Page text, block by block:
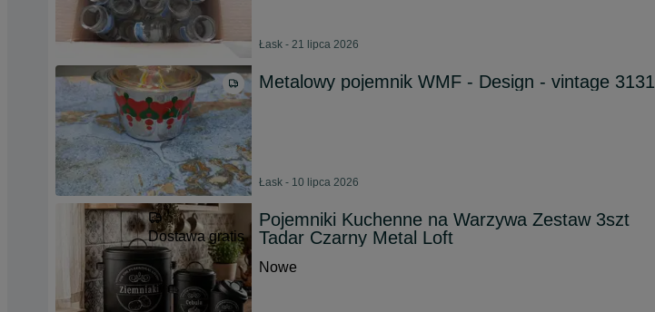
Łask - 21 lipca 2026
Metalowy pojemnik WMF - Design - vintage 3131
Łask - 10 lipca 2026
Dostawa gratis
Pojemniki Kuchenne na Warzywa Zestaw 3szt
Tadar Czarny Metal Loft
Nowe